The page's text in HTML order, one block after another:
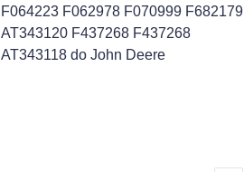
F064223 F062978 F070999 F682179
AT343120 F437268 F437268
AT343118 do John Deere